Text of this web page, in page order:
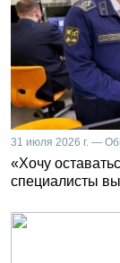
31 июля 2026 г. —
«Хочу
специалисты